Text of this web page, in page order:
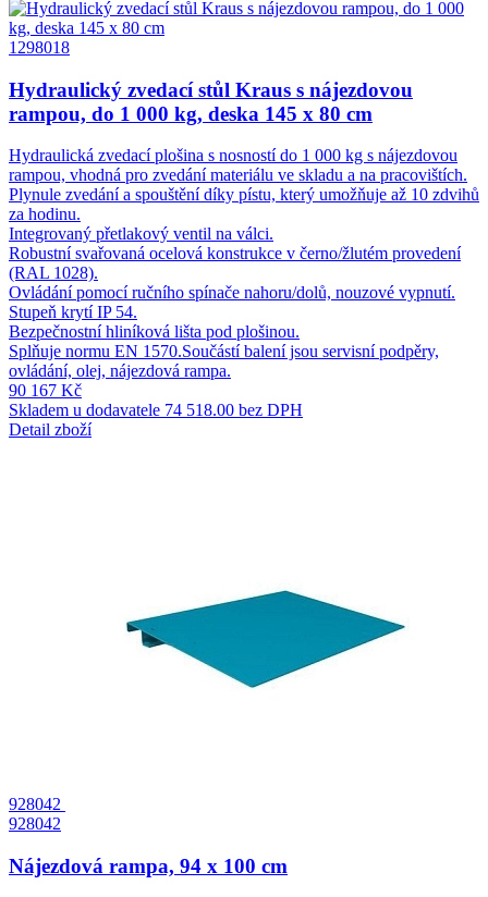
1298018
Hydraulický zvedací stůl Kraus s nájezdovou
rampou, do 1 000 kg, deska 145 x 80 cm
Hydraulická zvedací plošina s nosností do 1 000 kg s nájezdovou
rampou, vhodná pro zvedání materiálu ve skladu a na pracovištích.
Plynule zvedání a spouštění díky pístu, který umožňuje až 10 zdvihů
za hodinu.
Integrovaný přetlakový ventil na válci.
Robustní svařovaná ocelová konstrukce v černo/žlutém provedení
(RAL 1028).
Ovládání pomocí ručního spínače nahoru/dolů, nouzové vypnutí.
Stupeň krytí IP 54.
Bezpečnostní hliníková lišta pod plošinou.
Splňuje normu EN 1570.Součástí balení jsou servisní podpěry,
ovládání, olej, nájezdová rampa.
90 167 Kč
Skladem u dodavatele 74 518.00 bez DPH
Detail zboží
928042
928042
Nájezdová rampa, 94 x 100 cm